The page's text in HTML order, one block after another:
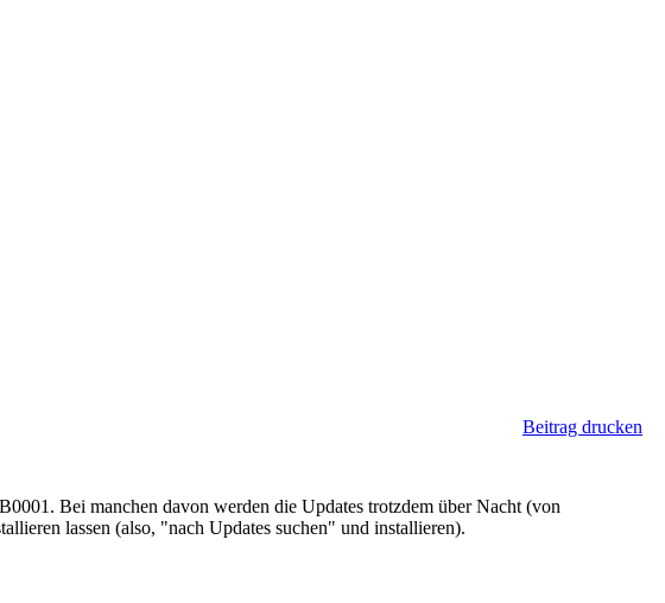
Beitrag drucken
Bei manchen davon werden die Updates trotzdem über Nacht (von
lassen (also, "nach Updates suchen" und installieren).